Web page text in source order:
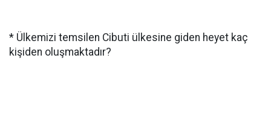
* Ülkemizi temsilen Cibuti ülkesine giden heyet kaç
kişiden oluşmaktadır?